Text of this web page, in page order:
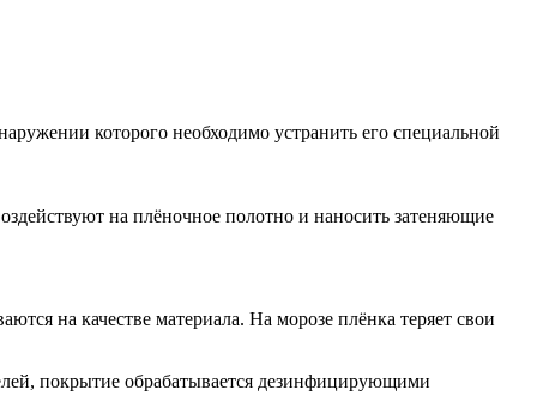
которого необходимо устранить его специальной
на плёночное полотно и наносить затеняющие
на качестве материала. На морозе плёнка теряет свои
покрытие обрабатывается дезинфицирующими